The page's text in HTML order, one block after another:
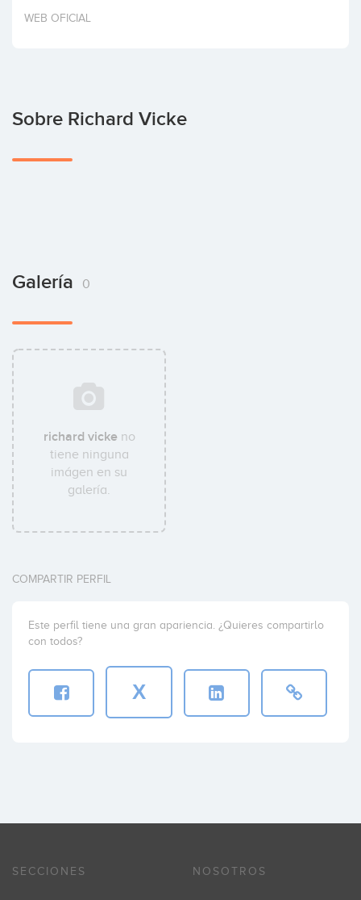
Invertir
WEB OFICIAL
Sobre Richard Vicke
Galería 0
richard vickeno
tiene ninguna
imágen en su
galería.
COMPARTIR PERFIL
Este perfil tiene una gran apariencia. ¿Quieres compartirlo
con todos?
X
SECCIONES NOSOTROS